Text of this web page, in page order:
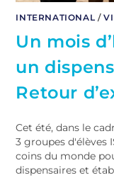
INTERNATIONAL /
Un mois
un
Retour
Cet été, dans le
3 groupes d'élèves
coins du monde
dispensaires et